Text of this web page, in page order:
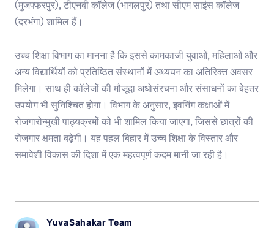
(मुजफ्फरपुर), टीएनबी कॉलेज (भागलपुर) तथा सीएम साइंस कॉलेज
(दरभंगा) शामिल हैं।
उच्च शिक्षा विभाग का मानना है कि इससे कामकाजी युवाओं, महिलाओं और
अन्य विद्यार्थियों को प्रतिष्ठित संस्थानों में अध्ययन का अतिरिक्त अवसर
मिलेगा। साथ ही कॉलेजों की मौजूदा अधोसंरचना और संसाधनों का बेहतर
उपयोग भी सुनिश्चित होगा। विभाग के अनुसार, इवनिंग कक्षाओं में
रोजगारोन्मुखी पाठ्यक्रमों को भी शामिल किया जाएगा, जिससे छात्रों की
रोजगार क्षमता बढ़ेगी। यह पहल बिहार में उच्च शिक्षा के विस्तार और
समावेशी विकास की दिशा में एक महत्वपूर्ण कदम मानी जा रही है।
YuvaSahakar Team